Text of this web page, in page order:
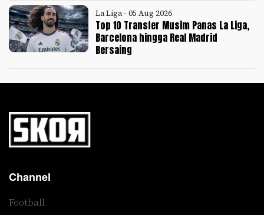
La Liga - 05 Aug 2026
Top 10 Transfer Musim Panas La Liga,
Barcelona hingga Real Madrid
Bersaing
Channel
Football